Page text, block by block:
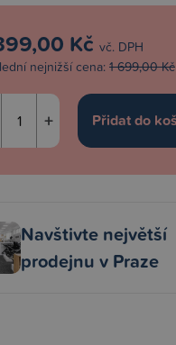
Kč vč. DPH
nejnižší cena: 1 699,00 Kč
+
Navštivte největší
prodejnu v Praze